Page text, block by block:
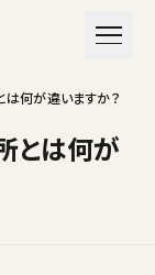
メニ
は何が違いますか？
とは何が